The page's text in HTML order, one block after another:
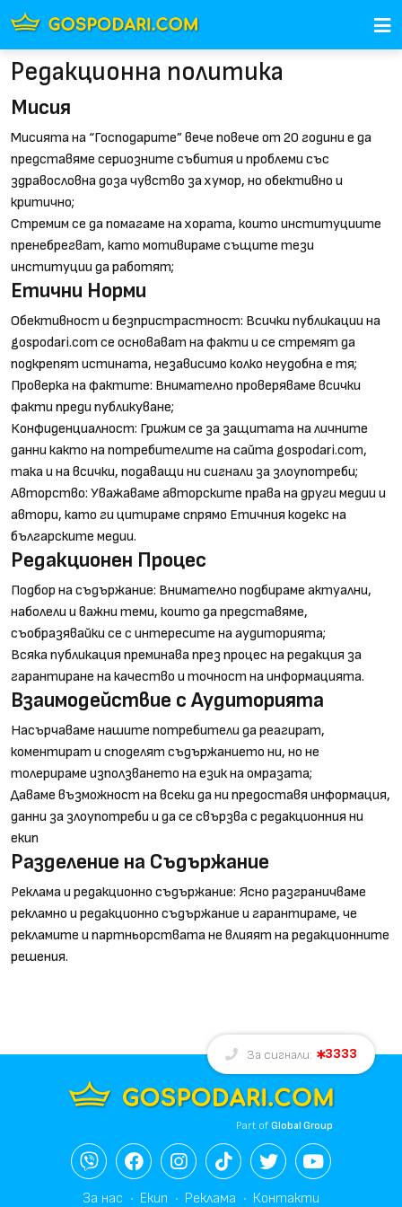
Редакционна политика
Мисия
Мисията на “Господарите” вече повече от 20 години е да
представяме сериозните събития и проблеми със
здравословна доза чувство за хумор, но обективно и
критично;
Стремим се да помагаме на хората, които институциите
пренебрегват, като мотивираме същите тези
институции да работят;
Етични Норми
Обективност и безпристрастност: Всички публикации на
gospodari.com се основават на факти и се стремят да
подкрепят истината, независимо колко неудобна е тя;
Проверка на фактите: Внимателно проверяваме всички
факти преди публикуване;
Конфиденциалност: Грижим се за защитата на личните
данни както на потребителите на сайта gospodari.com,
така и на всички, подаващи ни сигнали за злоупотреби;
Авторство: Уважаваме авторските права на други медии и
автори, като ги цитираме спрямо Етичния кодекс на
българските медии.
Редакционен Процес
Подбор на съдържание: Внимателно подбираме актуални,
наболели и важни теми, които да представяме,
съобразявайки се с интересите на аудиторията;
Всяка публикация преминава през процес на редакция за
гарантиране на качество и точност на информацията.
Взаимодействие с Аудиторията
Насърчаваме нашите потребители да реагират,
коментират и споделят съдържанието ни, но не
толерираме използването на език на омразата;
Даваме възможност на всеки да ни предоставя информация,
данни за злоупотреби и да се свързва с редакционния ни
екип
Разделение на Съдържание
Реклама и редакционно съдържание: Ясно разграничваме
рекламно и редакционно съдържание и гарантираме, че
рекламите и партньорствата не влияят на редакционните
решения.
За сигнали: 3333
Part ofGlobal Group
За нас Екип Реклама Контакти